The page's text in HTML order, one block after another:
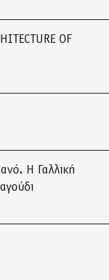
OF
Η Γαλλική